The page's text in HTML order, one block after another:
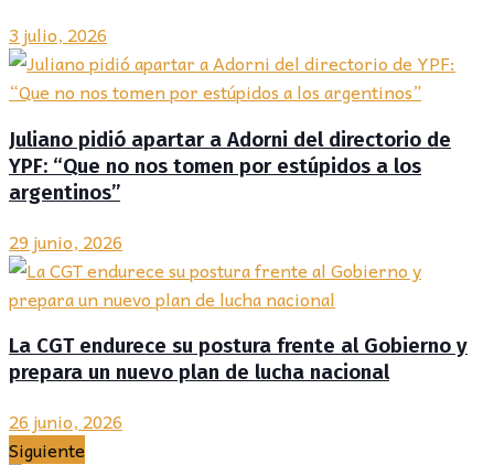
3 julio, 2026
Juliano pidió apartar a Adorni del directorio de
YPF: “Que no nos tomen por estúpidos a los
argentinos”
29 junio, 2026
La CGT endurece su postura frente al Gobierno y
prepara un nuevo plan de lucha nacional
26 junio, 2026
Siguiente